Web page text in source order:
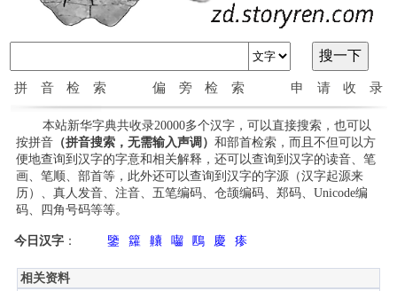
拼音检索 偏旁检索 申请收录
本站新华字典共收录20000多个汉字，可以直接搜索，也可以
按拼音（拼音搜索，无需输入声调） 和部首检索，而且不但可以方
便地查询到汉字的字意和相关解释，还可以查询到汉字的读音、笔
画、笔顺、部首等，此外还可以查询到汉字的字源（汉字起源来
历）、真人发音、注音、五笔编码、仓颉编码、郑码、Unicode编
码、四角号码等等。
今日汉字 ： 鑒 籮 齉 囓 鴄 慶 瘆
相关资料